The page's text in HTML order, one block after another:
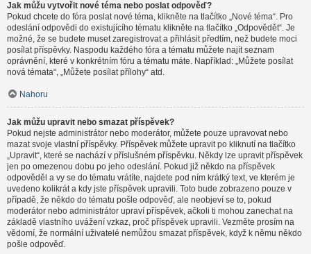
Jak můžu vytvořit nové téma nebo poslat odpověď?
Pokud chcete do fóra poslat nové téma, klikněte na tlačítko „Nové téma“. Pro
odeslání odpovědi do existujícího tématu klikněte na tlačítko „Odpovědět“. Je
možné, že se budete muset zaregistrovat a přihlásit předtím, než budete moci
posílat příspěvky. Naspodu každého fóra a tématu můžete najít seznam
oprávnění, které v konkrétním fóru a tématu máte. Například: „Můžete posílat
nová témata“, „Můžete posílat přílohy“ atd.
Nahoru
Jak můžu upravit nebo smazat příspěvek?
Pokud nejste administrátor nebo moderátor, můžete pouze upravovat nebo
mazat svoje vlastní příspěvky. Příspěvek můžete upravit po kliknutí na tlačítko
„Upravit“, které se nachází v příslušném příspěvku. Někdy lze upravit příspěvek
jen po omezenou dobu po jeho odeslání. Pokud již někdo na příspěvek
odpověděl a vy se do tématu vrátíte, najdete pod ním krátký text, ve kterém je
uvedeno kolikrát a kdy jste příspěvek upravili. Toto bude zobrazeno pouze v
případě, že někdo do tématu pošle odpověď, ale neobjeví se to, pokud
moderátor nebo administrátor upraví příspěvek, ačkoli ti mohou zanechat na
základě vlastního uvážení vzkaz, proč příspěvek upravili. Vezměte prosím na
vědomí, že normální uživatelé nemůžou smazat příspěvek, když k němu někdo
pošle odpověď.